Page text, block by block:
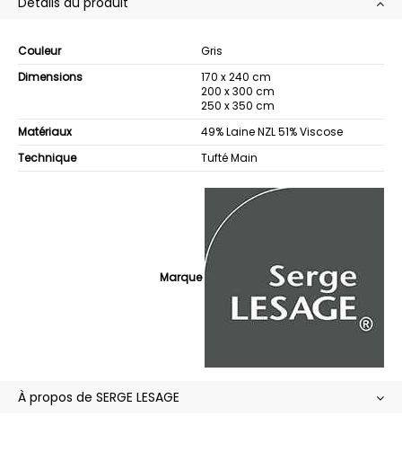
Couleur
Gris
Dimensions
170 x 240 cm
200 x 300 cm
250 x 350 cm
Matériaux
49% Laine NZL 51% Viscose
Technique
Tufté Main
Marque
À propos de SERGE LESAGE